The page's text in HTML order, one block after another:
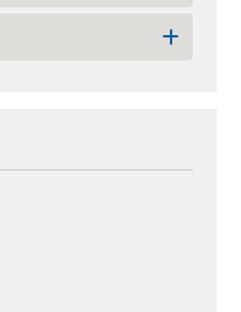
extern webbplats,
webbplats,